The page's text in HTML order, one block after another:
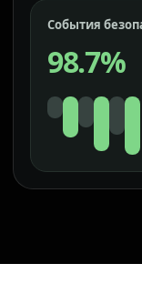
События
98.7%